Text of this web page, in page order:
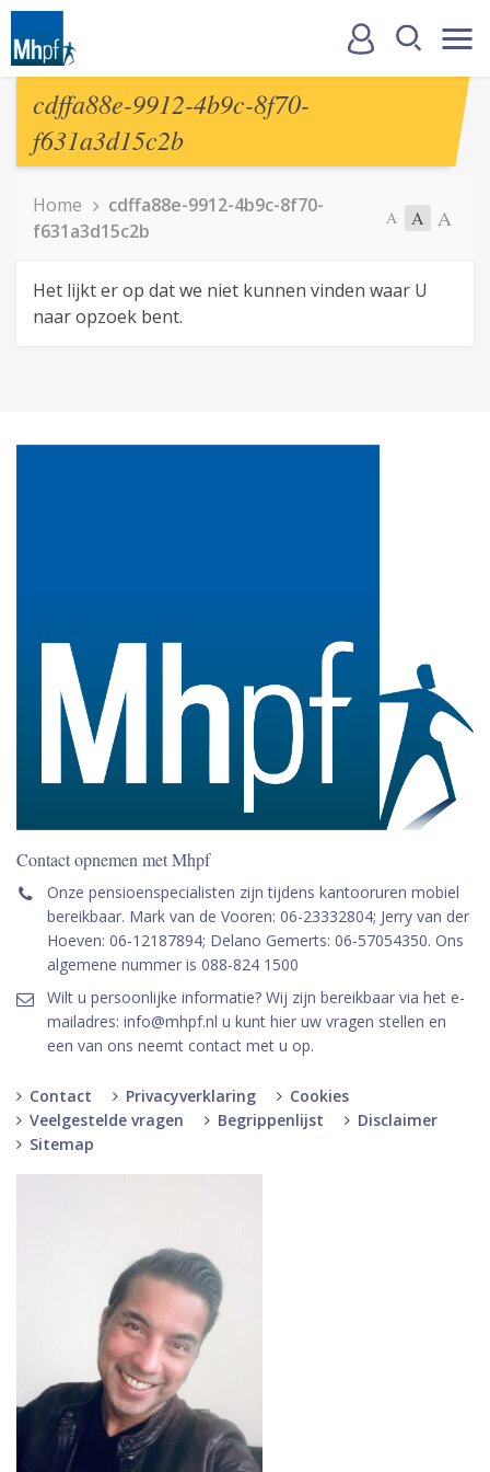
cdffa88e-9912-4b9c-8f70-
f631a3d15c2b
Home
cdffa88e-9912-4b9c-8f70-
f631a3d15c2b
A A A
Het lijkt er op dat we niet kunnen vinden waar U
naar opzoek bent.
Contact opnemen met Mhpf
Onze pensioenspecialisten zijn tijdens kantooruren mobiel
bereikbaar. Mark van de Vooren: 06-23332804; Jerry van der
Hoeven: 06-12187894; Delano Gemerts: 06-57054350. Ons
algemene nummer is 088-824 1500
Wilt u persoonlijke informatie? Wij zijn bereikbaar via het e-
mailadres: info@mhpf.nl u kunt hier uw vragen stellen en
een van ons neemt contact met u op.
Contact Privacyverklaring
Cookies
Veelgestelde vragen
Begrippenlijst
Disclaimer
Sitemap